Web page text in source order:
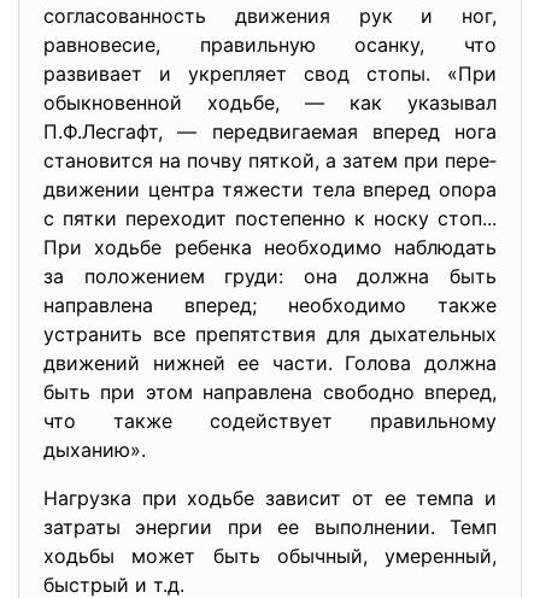
согласованность движения рук и ног,
равновесие, правильную осанку, что
развивает и укрепляет свод стопы. «При
обыкновенной ходьбе, — как указывал
П.Ф.Лесгафт, — передви­гаемая вперед нога
становится на почву пяткой, а затем при пере­
движении центра тяжести тела вперед опора
с пятки переходит постепенно к носку стоп...
При ходьбе ребенка необходимо наблю­дать
за положением груди: она должна быть
направлена вперед; необходимо также
устранить все препятствия для дыхательных
дви­жений нижней ее части. Голова должна
быть при этом направлена свободно вперед,
что также содействует правильному
дыханию».
Нагрузка при ходьбе зависит от ее темпа и
затраты энергии при ее выполнении. Темп
ходьбы может быть обычный, умеренный,
быстрый и т.д.